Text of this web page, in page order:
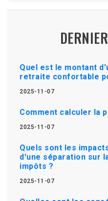
Quel est le montant
retraite confortable
2025-11-07
Comment calculer la
2025-11-07
Quels sont les
d'une séparation sur
impôts ?
2025-11-07